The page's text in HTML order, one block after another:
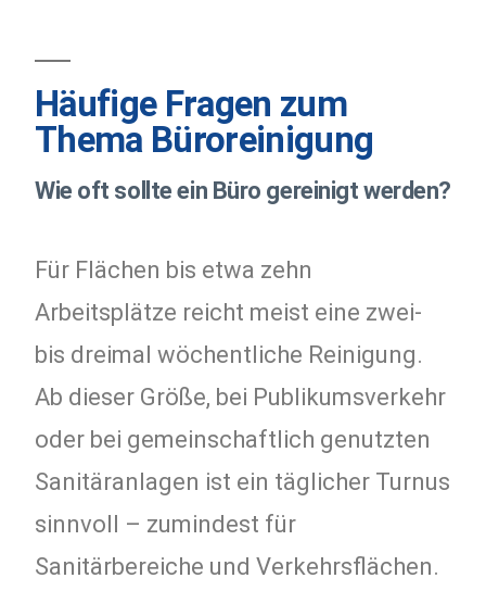
Häufige Fragen zum
Thema Büroreinigung
Wie oft sollte ein Büro gereinigt werden?
Für Flächen bis etwa zehn
Arbeitsplätze reicht meist eine zwei-
bis dreimal wöchentliche Reinigung.
Ab dieser Größe, bei Publikumsverkehr
oder bei gemeinschaftlich genutzten
Sanitäranlagen ist ein täglicher Turnus
sinnvoll – zumindest für
Sanitärbereiche und Verkehrsflächen.